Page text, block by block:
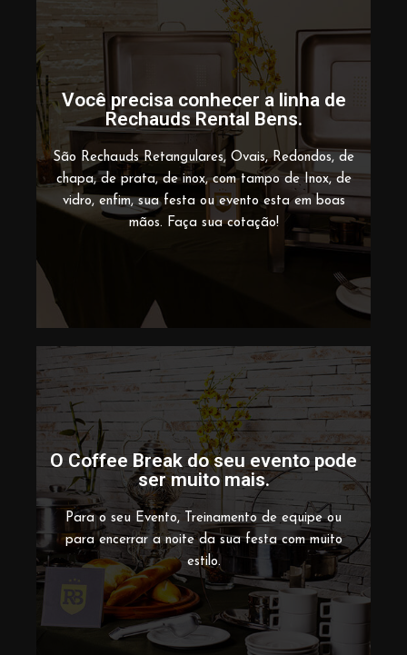
Você precisa conhecer a linha de
Rechauds Rental Bens.
São Rechauds Retangulares, Ovais, Redondos, de
chapa, de prata, de inox, com tampo de Inox, de
vidro, enfim, sua festa ou evento esta em boas
mãos. Faça sua cotação!
Conheça
O Coffee Break do seu evento pode
ser muito mais.
Para o seu Evento, Treinamento de equipe ou
para encerrar a noite da sua festa com muito
estilo.